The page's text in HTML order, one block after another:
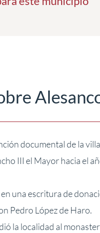
documental de la
III el Mayor hacia el
en una escritura de
Pedro López de Haro.
la localidad al